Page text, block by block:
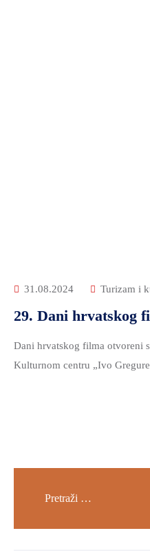
31.08.2024 Turizam i
29. Dani hrvatskog
Dani hrvatskog filma otvoreni
Kulturnom centru „Ivo